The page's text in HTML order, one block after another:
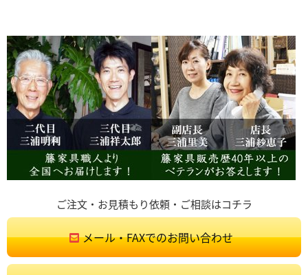
ご注文・お見積もり依頼・ご相談はコチラ
メール・FAXでのお問い合わせ